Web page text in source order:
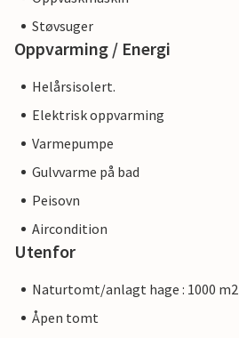
Støvsuger
Oppvarming / Energi
Helårsisolert.
Elektrisk oppvarming
Varmepumpe
Gulvvarme på bad
Peisovn
Aircondition
Utenfor
Naturtomt/anlagt hage : 1000 m2
Åpen tomt